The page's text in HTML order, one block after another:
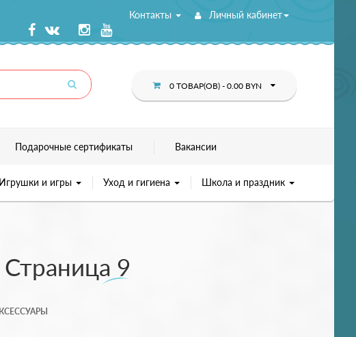
Контакты Личный кабинет
0 ТОВАР(ОВ) - 0.00 BYN
Подарочные сертификаты Вакансии
Игрушки и игры Уход и гигиена Школа и праздник
9